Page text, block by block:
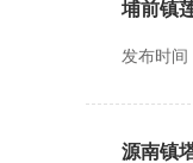
埔前镇
发布时间
源南镇